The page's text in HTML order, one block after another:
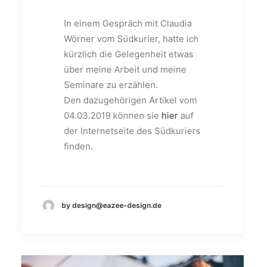
In einem Gespräch mit Claudia
Wörner vom Südkurier, hatte ich
kürzlich die Gelegenheit etwas
über meine Arbeit und meine
Seminare zu erzählen.
Den dazugehörigen Artikel vom
04.03.2019 können sie hier auf
der Internetseite des Südkuriers
finden.
by design@eazee-design.de